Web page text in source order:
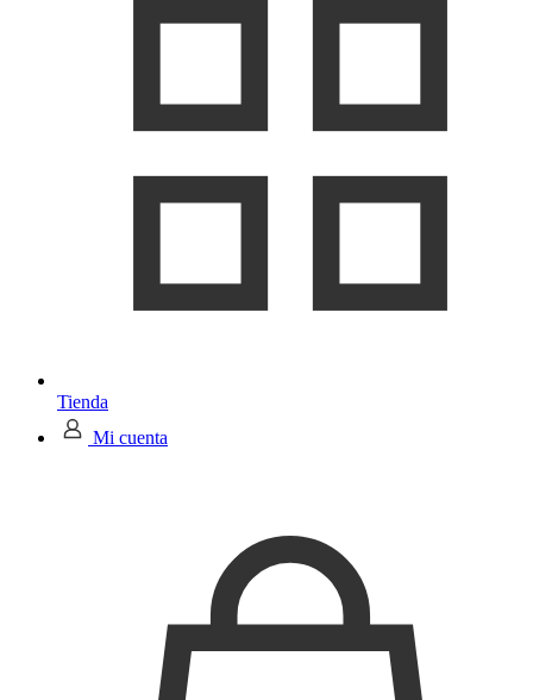
Tienda
Mi cuenta